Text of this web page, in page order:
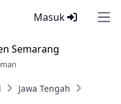
Masuk
Semarang
Jawa Tengah